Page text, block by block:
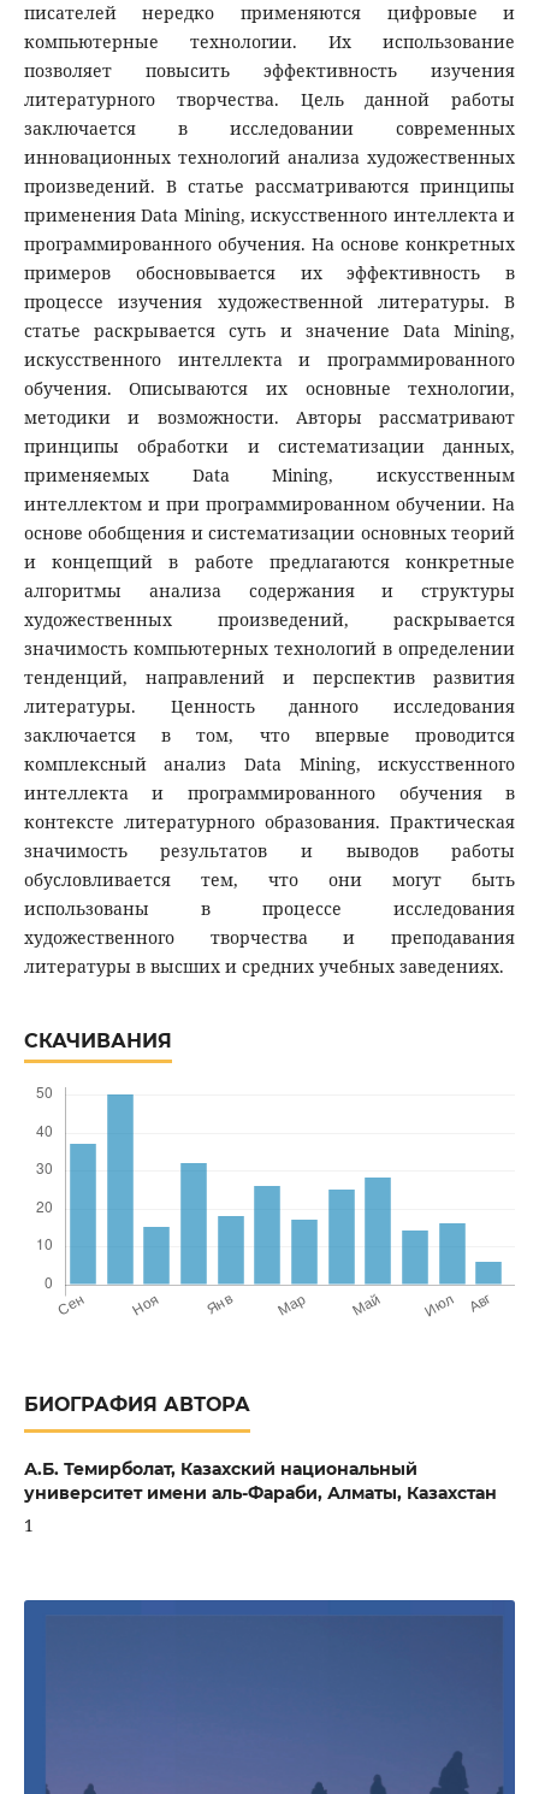
писателей нередко применяются цифровые и
компьютерные технологии. Их использование
позволяет повысить эффективность изучения
литературного творчества. Цель данной работы
заключается в исследовании современных
инновационных технологий анализа художественных
произведений. В статье рассматриваются принципы
применения Data Mining, искусственного интеллекта и
программированного обучения. На основе конкретных
примеров обосновывается их эффективность в
процессе изучения художественной литературы. В
статье раскрывается суть и значение Data Mining,
искусственного интеллекта и программированного
обучения. Описываются их основные технологии,
методики и возможности. Авторы рассматривают
принципы обработки и систематизации данных,
применяемых Data Mining, искусственным
интеллектом и при программированном обучении. На
основе обобщения и систематизации основных теорий
и концепций в работе предлагаются конкретные
алгоритмы анализа содержания и структуры
художественных произведений, раскрывается
значимость компьютерных технологий в определении
тенденций, направлений и перспектив развития
литературы. Ценность данного исследования
заключается в том, что впервые проводится
комплексный анализ Data Mining, искусственного
интеллекта и программированного обучения в
контексте литературного образования. Практическая
значимость результатов и выводов работы
обусловливается тем, что они могут быть
использованы в процессе исследования
художественного творчества и преподавания
литературы в высших и средних учебных заведениях.
СКАЧИВАНИЯ
БИОГРАФИЯ АВТОРА
А.Б. Темирболат, Казахский национальный
университет имени аль-Фараби, Алматы, Казахстан
1